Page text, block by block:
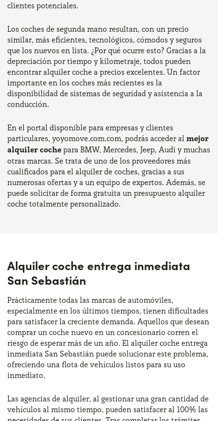
clientes potenciales.
Los coches de segunda mano resultan, con un precio
similar, más eficientes, tecnológicos, cómodos y seguros
que los nuevos en lista. ¿Por qué ocurre esto? Gracias a la
depreciación por tiempo y kilometraje, todos pueden
encontrar alquiler coche a precios excelentes. Un factor
importante en los coches más recientes es la
disponibilidad de sistemas de seguridad y asistencia a la
conducción.
En el portal disponible para empresas y clientes
particulares, yoyomove.com.com, podrás acceder al mejor
alquiler coche para BMW, Mercedes, Jeep, Audi y muchas
otras marcas. Se trata de uno de los proveedores más
cualificados para el alquiler de coches, gracias a sus
numerosas ofertas y a un equipo de expertos. Además, se
puede solicitar de forma gratuita un presupuesto alquiler
coche totalmente personalizado.
Alquiler coche entrega inmediata
San Sebastián
Prácticamente todas las marcas de automóviles,
especialmente en los últimos tiempos, tienen dificultades
para satisfacer la creciente demanda. Aquellos que desean
comprar un coche nuevo en un concesionario corren el
riesgo de esperar más de un año. El alquiler coche entrega
inmediata San Sebastián puede solucionar este problema,
ofreciendo una flota de vehículos listos para su uso
inmediato.
Las agencias de alquiler, al gestionar una gran cantidad de
vehículos al mismo tiempo, pueden satisfacer al 100% las